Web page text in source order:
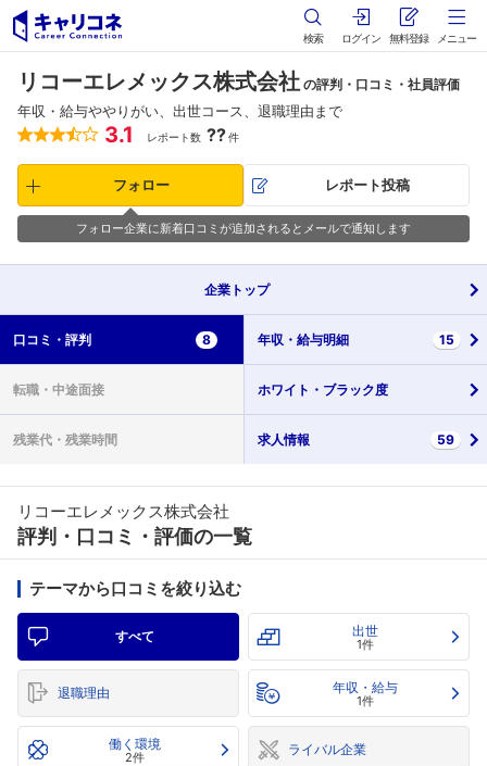
検索 ログイン 無料登録 メニュー
リコーエレメックス株式会社 の評判・口コミ・社員評価
年収・給与ややりがい、出世コース、退職理由まで
3.1 レポート数 ??件
フォロー レポート投稿
フォロー企業に新着口コミが追加されるとメールで通知します
企業 トップ
口コミ・ 評判 8 年収・ 給与明細 15
転職・ 中途面接 ホワイト・ ブラック度
残業代・ 残業時間 求人情報 59
リコーエレメックス株式会社
評判・口コミ・評価の一覧
テーマから口コミを絞り込む
すべて 出世
1件
退職理由 年収・給与
1件
働く環境
2件 ライバル企業